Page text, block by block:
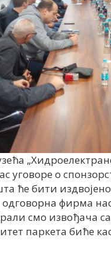
уговоре о
ће бити
одговорна фирма
смо извођача са
паркета биће